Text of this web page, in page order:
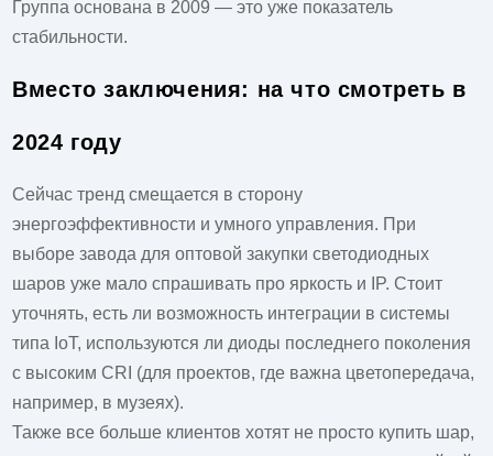
Группа основана в 2009 — это уже показатель
стабильности.
Вместо заключения: на что смотреть в
2024 году
Сейчас тренд смещается в сторону
энергоэффективности и умного управления. При
выборе завода для оптовой закупки светодиодных
шаров уже мало спрашивать про яркость и IP. Стоит
уточнять, есть ли возможность интеграции в системы
типа IoT, используются ли диоды последнего поколения
с высоким CRI (для проектов, где важна цветопередача,
например, в музеях).
Также все больше клиентов хотят не просто купить шар,